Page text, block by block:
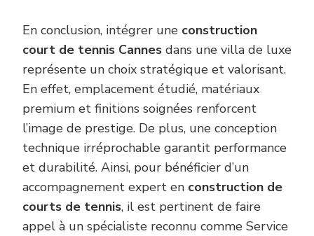
En conclusion, intégrer une construction
court de tennis Cannes dans une villa de luxe
représente un choix stratégique et valorisant.
En effet, emplacement étudié, matériaux
premium et finitions soignées renforcent
l’image de prestige. De plus, une conception
technique irréprochable garantit performance
et durabilité. Ainsi, pour bénéficier d’un
accompagnement expert en construction de
courts de tennis, il est pertinent de faire
appel à un spécialiste reconnu comme Service